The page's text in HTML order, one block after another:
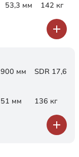
53,3 мм 142 кг
900 мм SDR 17,6
51 мм 136 кг